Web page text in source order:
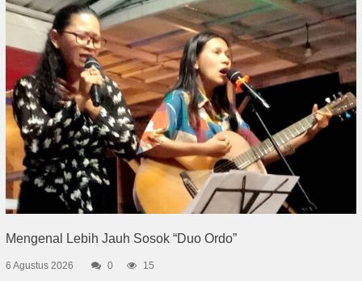
Mengenal Lebih Jauh Sosok “Duo Ordo”
6 Agustus 2026 0 15